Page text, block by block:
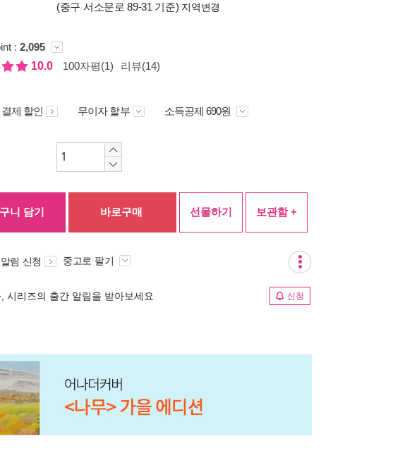
(중구 서소문로 89-31 기준) 지역변경
: 2,095
10.0
100자평(1) 리뷰(14)
제 할인 무이자 할부 소득공제 690원
니 담기 바로구매 선물하기 보관함 +
림 신청 중고로 팔기
시리즈의 출간 알림을 받아보세요 신청